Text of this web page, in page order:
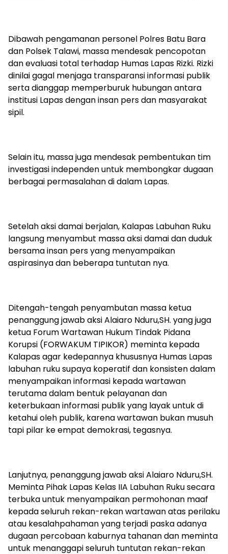
‎‎Dibawah pengamanan personel Polres Batu Bara
dan Polsek Talawi, massa mendesak pencopotan
dan evaluasi total terhadap Humas Lapas Rizki. Rizki
dinilai gagal menjaga transparansi informasi publik
serta dianggap memperburuk hubungan antara
institusi Lapas dengan insan pers dan masyarakat
sipil.
‎‎Selain itu, massa juga mendesak pembentukan tim
investigasi independen untuk membongkar dugaan
berbagai permasalahan di dalam Lapas.
Setelah aksi damai berjalan, Kalapas Labuhan Ruku
langsung menyambut massa aksi damai dan duduk
bersama insan pers yang menyampaikan
aspirasinya dan beberapa tuntutan nya.
Ditengah-tengah penyambutan massa ketua
penanggung jawab aksi Alaiaro Nduru,SH. yang juga
ketua Forum Wartawan Hukum Tindak Pidana
Korupsi (FORWAKUM TIPIKOR) meminta kepada
Kalapas agar kedepannya khususnya Humas Lapas
labuhan ruku supaya koperatif dan konsisten dalam
menyampaikan informasi kepada wartawan
terutama dalam bentuk pelayanan dan
keterbukaan informasi publik yang layak untuk di
ketahui oleh publik, karena wartawan bukan musuh
tapi pilar ke empat demokrasi, tegasnya.
Lanjutnya, penanggung jawab aksi Alaiaro Nduru,SH.
Meminta Pihak Lapas Kelas IIA Labuhan Ruku secara
terbuka untuk menyampaikan permohonan maaf
kepada seluruh rekan-rekan wartawan atas perilaku
atau kesalahpahaman yang terjadi paska adanya
dugaan percobaan kaburnya tahanan dan meminta
untuk menanggapi seluruh tuntutan rekan-rekan